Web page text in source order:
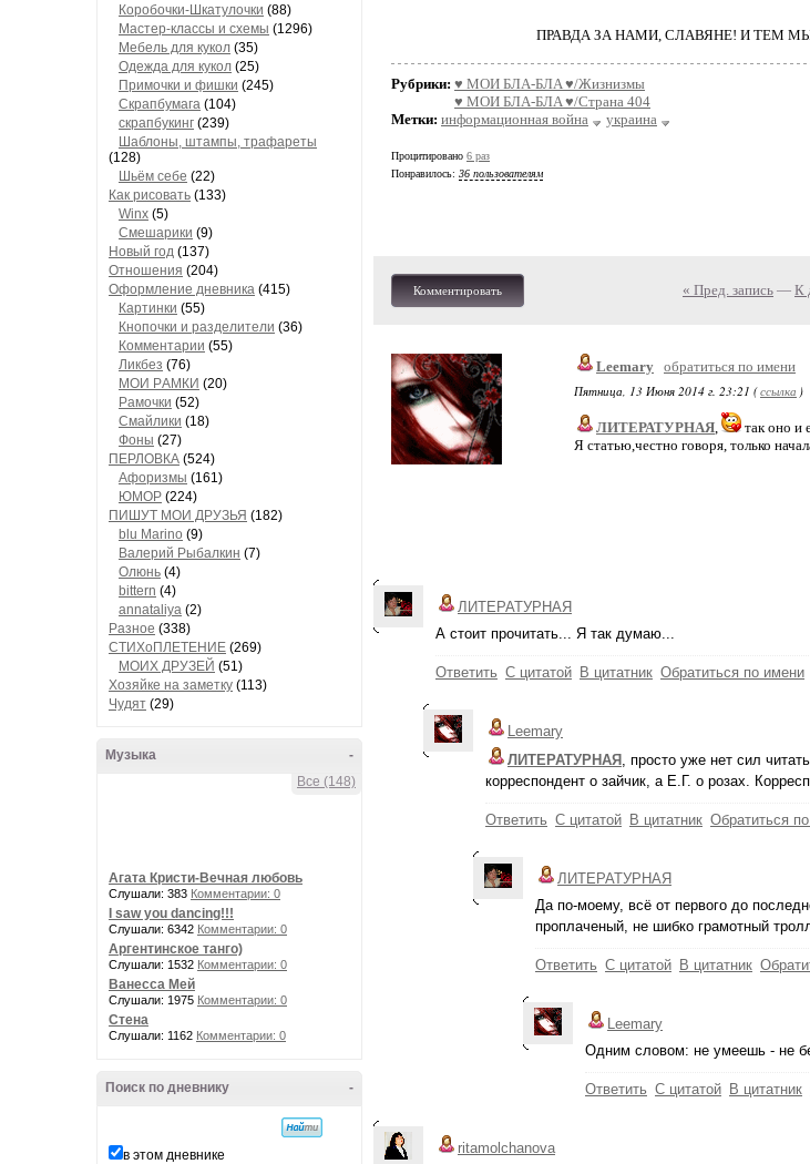
Коробочки-Шкатулочки (88)
Мастер-классы и схемы (1296)
Мебель для кукол (35)
Одеждa для кукол (25)
Примочки и фишки (245)
Скрaпбумaгa (104)
скрапбукинг (239)
Шaблоны, штaмпы, трaфaреты
(128)
Шьём себе (22)
Как рисовать (133)
Winx (5)
Смешарики (9)
Новый год (137)
Отношения (204)
Оформление дневника (415)
Кaртинки (55)
Кнопочки и рaзделители (36)
Комментaрии (55)
Ликбез (76)
МОИ РAМКИ (20)
Рaмочки (52)
Смaйлики (18)
Фоны (27)
ПЕРЛОВКА (524)
Aфоризмы (161)
ЮМОР (224)
ПИШУТ МОИ ДРУЗЬЯ (182)
blu Marino (9)
Валерий Рыбалкин (7)
Олюнь (4)
bittern (4)
annataliya (2)
Разное (338)
СТИХоПЛЕТЕНИЕ (269)
МОИХ ДРУЗЕЙ (51)
Хозяйке на заметку (113)
Чудят (29)
-
Музыка
Все (148)
Агата Кристи-Вечная любовь
Слушали: 383 Комментарии: 0
I saw you dancing!!!
Слушали: 6342 Комментарии: 0
Аргентинское танго)
Слушали: 1532 Комментарии: 0
Ванесса Мей
Слушали: 1975 Комментарии: 0
Стена
Слушали: 1162 Комментарии: 0
-
Поиск по дневнику
в этом дневнике
ПРАВДА ЗА НАМИ, СЛАВЯНЕ! И ТЕМ
Рубрики: ♥ МОИ БЛA-БЛA ♥/Жизнизмы
♥ МОИ БЛA-БЛA ♥/Страна 404
Метки: информационная война украина
Процитировано 6 раз
Понравилось: 36 пользователям
Комментировать « Пред. запись — К
Leemary обратиться по имени
Пятница, 13 Июня 2014 г. 23:21 (ссылка )
ЛИТЕРАТУРНАЯ,
так оно и
Я статью,честно говоря, только
ЛИТЕРАТУРНАЯ
А стоит прочитать... Я так думаю...
Ответить С цитатой В цитатник Обратиться по имени
Leemary
ЛИТЕРАТУРНАЯ , просто уже нет сил
корреспондент о зайчик, а Е.Г. о розах.
Ответить С цитатой В цитатник Обратиться
ЛИТЕРАТУРНАЯ
Да по-моему, всё от первого до
проплаченый, не шибко грамотный
Ответить С цитатой В цитатник
Leemary
Одним словом: не умеешь - не
Ответить С цитатой В цитатник
ritamolchanova